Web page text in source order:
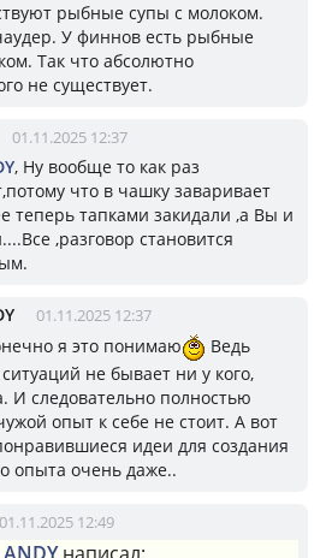
рыбные супы с молоком.
У финнов есть рыбные
Так что абсолютно
не существует.
01.11.2025 12:37
, Ну вообще то как раз
что в чашку заваривает
теперь тапками закидали ,а Вы и
,разговор становится
01.11.2025 12:37
я это понимаю
Ведь
не бывает ни у кого,
И следовательно полностью
опыт к себе не стоит. А вот
идеи для создания
опыта очень даже..
01.11.2025 12:49